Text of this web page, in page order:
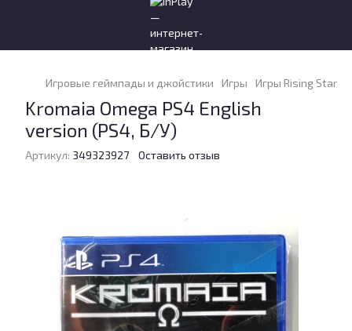
Игровые геймпады и джойстики Игры Игры Rising Star
Kromaia Omega PS4 English
version (PS4, Б/У)
Артикул: 349323927 Оставить отзыв